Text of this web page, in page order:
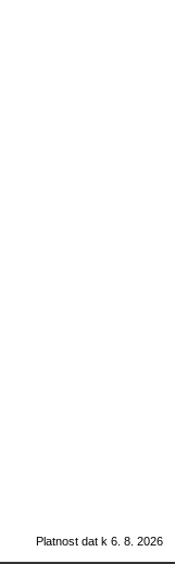
Platnost dat k 6. 8. 2026